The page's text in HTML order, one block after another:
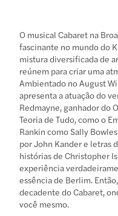
O musical Cabaret na
fascinante no mundo do
mistura diversificada de
reúnem para criar uma
Ambientado no August
apresenta a atuação do
Redmayne, ganhador do
Teoria de Tudo, como o
Rankin como Sally
por John Kander e letras
histórias de Christopher
experiência
essência de Berlim.
decadente do Cabaret,
você mesmo.